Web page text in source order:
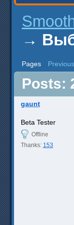
→
Pages Previous
Posts:
gaunt
Beta Tester
Offline
Thanks: 153